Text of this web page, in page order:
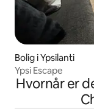
Bolig i Ypsilanti
Ypsi Escape
Hvornår er